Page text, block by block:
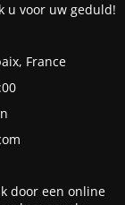
u voor uw geduld!
France
door een online